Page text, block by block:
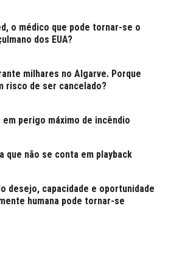
o médico que pode tornar-se o
dos EUA?
milhares no Algarve. Porque
risco de ser cancelado?
em perigo máximo de incêndio
que não se conta em playback
desejo, capacidade e oportunidade
humana pode tornar-se